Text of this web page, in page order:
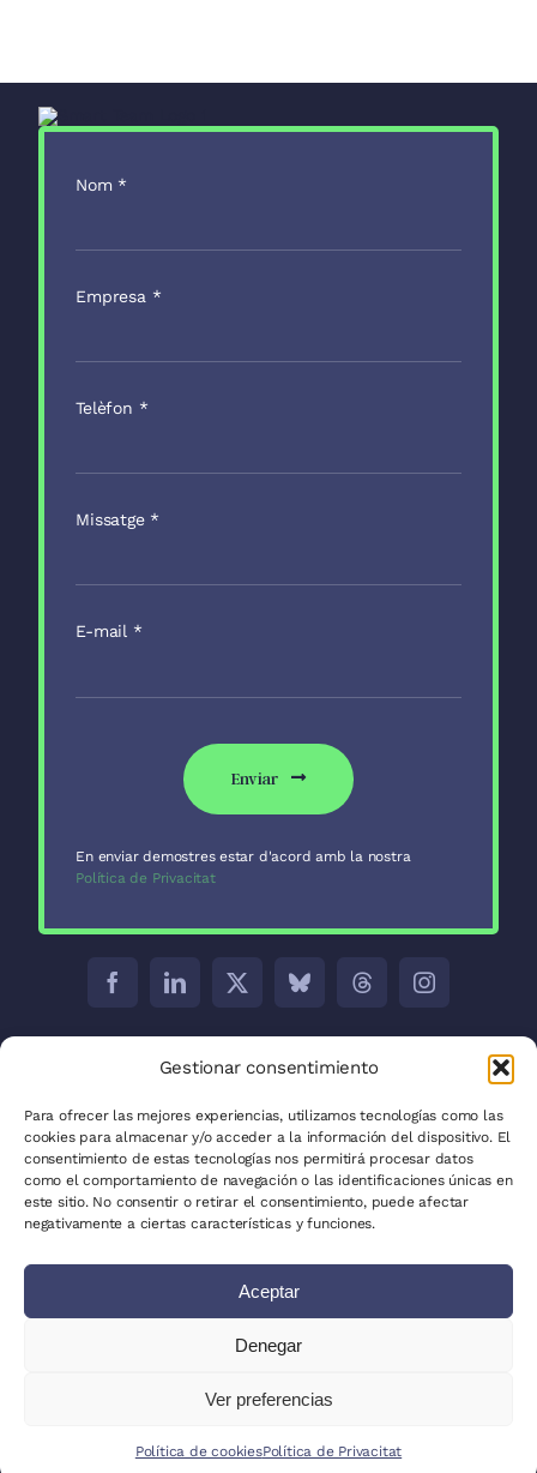
Gestionar consentimiento
Para ofrecer las mejores experiencias, utilizamos tecnologías como las
cookies para almacenar y/o acceder a la información del dispositivo. El
consentimiento de estas tecnologías nos permitirá procesar datos
como el comportamiento de navegación o las identificaciones únicas en
este sitio. No consentir o retirar el consentimiento, puede afectar
negativamente a ciertas características y funciones.
Aceptar
Denegar
Ver preferencias
Política de cookiesPolítica de Privacitat
Nom *
Empresa *
Telèfon *
Missatge *
E-mail *
Enviar
En enviar demostres estar d'acord amb la nostra
Política de Privacitat
C/ Aribau 171 5-2
La Plata:C/ 53 entre 8 i 9 núm. 680
Política de privadesa
Escriu per a nosaltres